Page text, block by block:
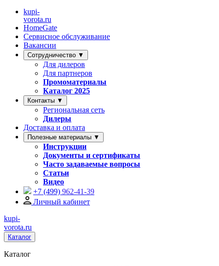
kupi-
vorota.ru
HomeGate
Сервисное обслуживание
Вакансии
Сотрудничество ▼
Для дилеров
Для партнеров
Промоматериалы
Каталог 2025
Контакты ▼
Региональная сеть
Дилеры
Доставка и оплата
Полезные материалы ▼
Инструкции
Документы и сертификаты
Часто задаваемые вопросы
Статьи
Видео
+7 (499) 962-41-39
Личный кабинет
kupi-
vorota.ru
Каталог
Каталог